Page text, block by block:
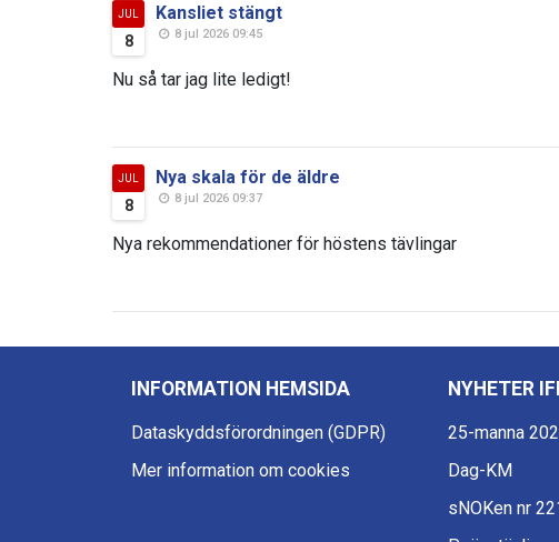
JUL
8
Kansliet stängt
8 jul 2026 09:45
Nu så tar jag lite ledigt!
JUL
8
Nya skala för de äldre
8 jul 2026 09:37
Nya rekommendationer för höstens tävlingar
INFORMATION HEMSIDA
Dataskyddsförordningen (GDPR)
Mer information om cookies
NYHETER
25-manna
Dag-KM
sNOKen nr